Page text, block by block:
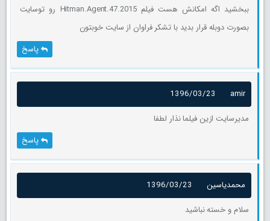
ببخشید اگه امکانش هست فیلم Hitman.Agent.47.2015 رو توسایت
بصورت دوبله قرار بدید با تشکر فراوان از سایت خوبتون
پاسخ
amir
1396/03/23
مدیرسایت ازین فیلما نذار لطفا
پاسخ
محمدیاسین
1396/03/23
سلام و خسته نباشید